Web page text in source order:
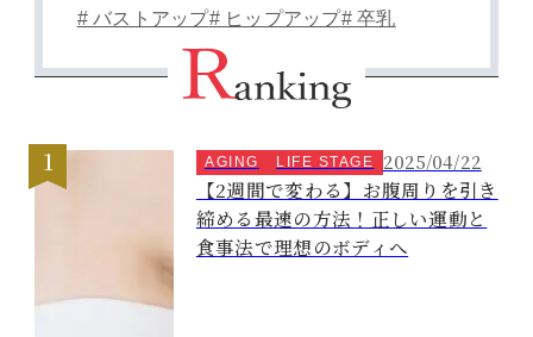
# バストアップ# ヒップアップ# 卒乳
AGING LIFE STAGE 2025/04/22
【2週間で変わる】お腹周りを引き
締める最速の方法！正しい運動と
食事法で理想のボディへ